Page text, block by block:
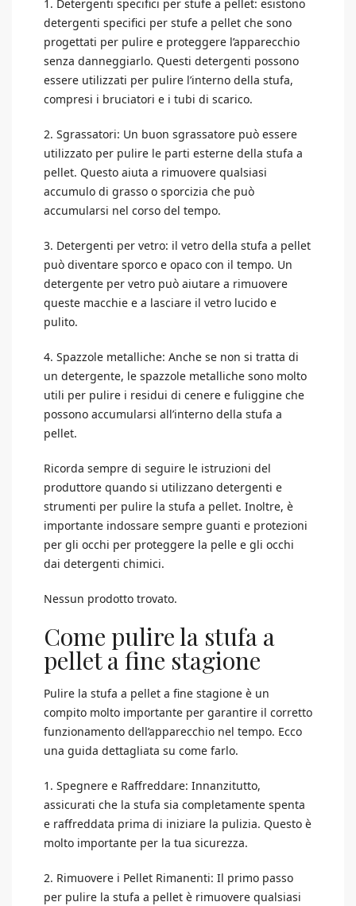
1. Detergenti specifici per stufe a pellet: esistono
detergenti specifici per stufe a pellet che sono
progettati per pulire e proteggere l’apparecchio
senza danneggiarlo. Questi detergenti possono
essere utilizzati per pulire l’interno della stufa,
compresi i bruciatori e i tubi di scarico.
2. Sgrassatori: Un buon sgrassatore può essere
utilizzato per pulire le parti esterne della stufa a
pellet. Questo aiuta a rimuovere qualsiasi
accumulo di grasso o sporcizia che può
accumularsi nel corso del tempo.
3. Detergenti per vetro: il vetro della stufa a pellet
può diventare sporco e opaco con il tempo. Un
detergente per vetro può aiutare a rimuovere
queste macchie e a lasciare il vetro lucido e
pulito.
4. Spazzole metalliche: Anche se non si tratta di
un detergente, le spazzole metalliche sono molto
utili per pulire i residui di cenere e fuliggine che
possono accumularsi all’interno della stufa a
pellet.
Ricorda sempre di seguire le istruzioni del
produttore quando si utilizzano detergenti e
strumenti per pulire la stufa a pellet. Inoltre, è
importante indossare sempre guanti e protezioni
per gli occhi per proteggere la pelle e gli occhi
dai detergenti chimici.
Nessun prodotto trovato.
Come pulire la stufa a
pellet a fine stagione
Pulire la stufa a pellet a fine stagione è un
compito molto importante per garantire il corretto
funzionamento dell’apparecchio nel tempo. Ecco
una guida dettagliata su come farlo.
1. Spegnere e Raffreddare: Innanzitutto,
assicurati che la stufa sia completamente spenta
e raffreddata prima di iniziare la pulizia. Questo è
molto importante per la tua sicurezza.
2. Rimuovere i Pellet Rimanenti: Il primo passo
per pulire la stufa a pellet è rimuovere qualsiasi